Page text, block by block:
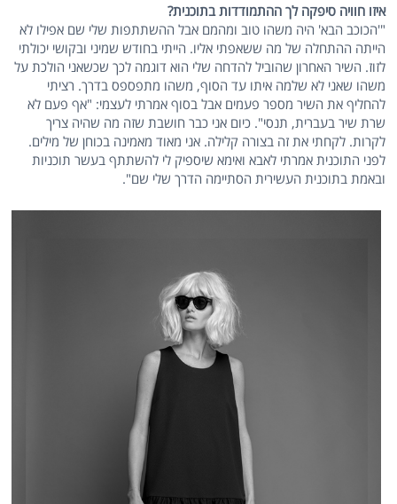
איזו חוויה סיפקה לך ההתמודדות בתוכנית?
"'הכוכב הבא' היה משהו טוב ומהמם אבל ההשתתפות שלי שם אפילו לא
הייתה ההתחלה של מה ששאפתי אליו. הייתי בחודש שמיני ובקושי יכולתי
לזוז. השיר האחרון שהוביל להדחה שלי הוא דוגמה לכך שכשאני הולכת על
משהו שאני לא שלמה איתו עד הסוף, משהו מתפספס בדרך. רציתי
להחליף את השיר מספר פעמים אבל בסוף אמרתי לעצמי: "אף פעם לא
שרת שיר בעברית, תנסי". כיום אני כבר חושבת שזה מה שהיה צריך
לקרות. לקחתי את זה בצורה קלילה. אני מאוד מאמינה בכוחן של מילים.
לפני התוכנית אמרתי לאבא ואימא שיספיק לי להשתתף בעשר תוכניות
ובאמת בתוכנית העשירית הסתיימה הדרך שלי שם".